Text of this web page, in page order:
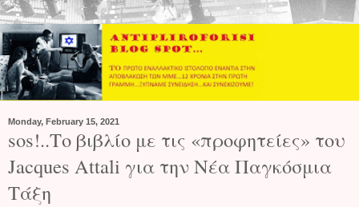
Monday, February 15, 2021
sos!..Το βιβλίο με τις «προφητείες» του
Jacques Attali για την Νέα Παγκόσμια
Τάξη